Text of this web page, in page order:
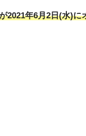
2021年6月2日(水)に